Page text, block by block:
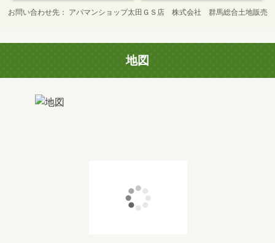
お問い合わせ先 アパマンショップ太田ＧＳ店 株式会社 群馬総合土地販売
地図